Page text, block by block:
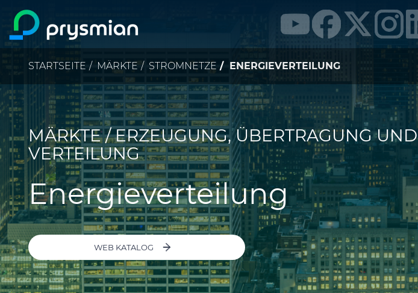
prysmian.skip_to_main_content
Pfadnavigation
STARTSEITE MÄRKTE STROMNETZE ENERGIEVERTEILUNG
MÄRKTE / ERZEUGUNG, ÜBERTRAGUNG UND
VERTEILUNG
Energieverteilung
WEB KATALOG